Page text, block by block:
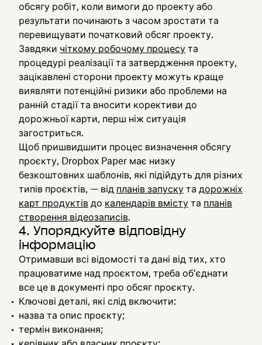
обсягу робіт, коли вимоги до проекту або
результати починають з часом зростати та
перевищувати початковий обсяг проекту.
Завдяки чіткому робочому процесу та
процедурі реалізації та затвердження проекту,
зацікавлені сторони проекту можуть краще
виявляти потенційні ризики або проблеми на
ранній стадії та вносити корективи до
дорожньої карти, перш ніж ситуація
загостриться.
Щоб пришвидшити процес визначення обсягу
проєкту, Dropbox Paper має низку
безкоштовних шаблонів, які підійдуть для різних
типів проєктів, — від планів запуску та дорожніх
карт продуктів до календарів вмісту та планів
створення відеозаписів.
4. Упорядкуйте відповідну
інформацію
Отримавши всі відомості та дані від тих, хто
працюватиме над проєктом, треба об’єднати
все це в документі про обсяг проєкту.
Ключові деталі, які слід включити:
назва та опис проєкту;
термін виконання;